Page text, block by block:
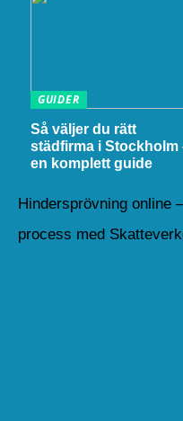
GUIDER
Så väljer du rätt
städfirma i Stockholm
en komplett guide
Hindersprövning online
process med